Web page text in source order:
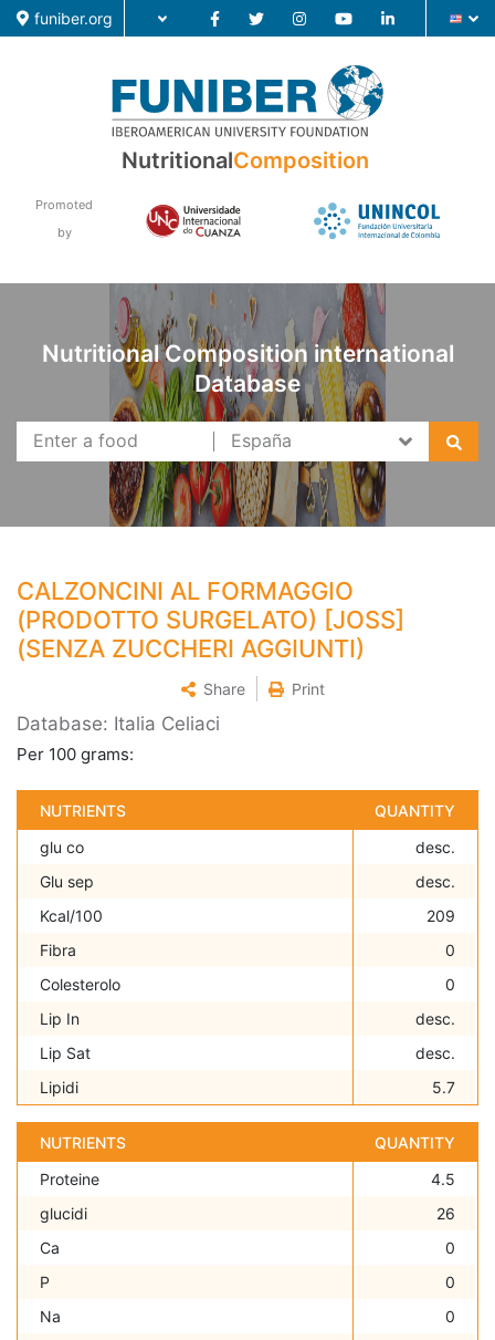
funiber.org
Food Composition
Research
NutritionalComposition
Promoted
by
Nutritional Composition international
Database
CALZONCINI AL FORMAGGIO
(PRODOTTO SURGELATO) [JOSS]
(SENZA ZUCCHERI AGGIUNTI)
Share Print
Database: Italia Celiaci
Per 100 grams:
NUTRIENTS
QUANTITY
glu co
desc.
Glu sep
desc.
Kcal/100
209
Fibra
0
Colesterolo
0
Lip In
desc.
Lip Sat
desc.
Lipidi
5.7
NUTRIENTS
QUANTITY
Proteine
4.5
glucidi
26
Ca
0
P
0
Na
0